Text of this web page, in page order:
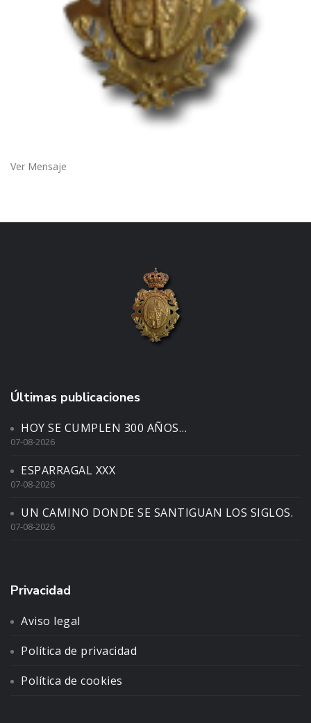
Ver Mensaje
Últimas publicaciones
HOY SE CUMPLEN 300 AÑOS…
07-08-2026
ESPARRAGAL XXX
07-08-2026
UN CAMINO DONDE SE SANTIGUAN LOS SIGLOS.
07-08-2026
Privacidad
Aviso legal
Política de privacidad
Política de cookies